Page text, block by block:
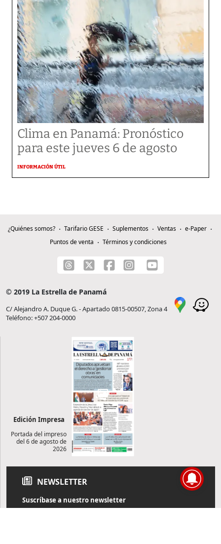
Clima en Panamá: Pronóstico
para este jueves 6 de agosto
INFORMACIÓN ÚTIL
¿Quiénes somos? Tarifario GESE Suplementos Ventas
e-Paper
Puntos de venta
Términos y condiciones
© 2019 La Estrella de Panamá
C/ Alejandro A. Duque G. - Apartado 0815-00507, Zona 4
Teléfono: +507 204-0000
Edición Impresa
Portada del impreso
del 6 de agosto de
2026
NEWSLETTER
Suscríbase a nuestro newsletter
Reciba diariamente información de actualidad directamente en